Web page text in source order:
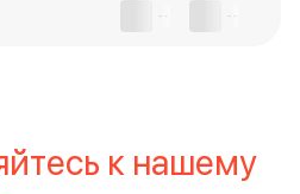
к нашему